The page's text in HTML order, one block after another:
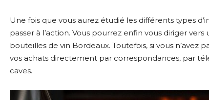
Une fois que vous aurez étudié les différents types
passer à l’action. Vous pourrez enfin vous diriger
bouteilles de vin Bordeaux. Toutefois, si vous n’avez
vos achats directement par correspondances, par
caves.